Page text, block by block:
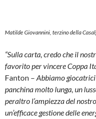
Matilde Giovannini, terzino della
“Sulla carta, credo che il
favorito per vincere Coppa
Fanton – Abbiamo
panchina molto lunga, un
peraltro l’ampiezza del
un’efficace gestione delle